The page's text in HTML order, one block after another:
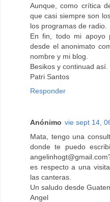
Aunque, como crítica
que casi siempre son
los programas de radio.
En fin, todo mi apoyo
desde el anonimato
nombre y mi blog.
Besikos y continuad así.
Patri Santos
Responder
Anónimo vie sept 14,
Mata, tengo una
donde te puedo
es respecto a una
las canteras.
Un saludo desde
Angel